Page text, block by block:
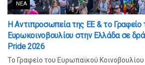
ΝΈΑ
Η Αντιπροσωπεία της ΕΕ & το Γραφείο
Ευρωκοινοβουλίου στην Ελλάδα σε
Pride 2026
Το Γραφείο του Ευρωπαϊκού